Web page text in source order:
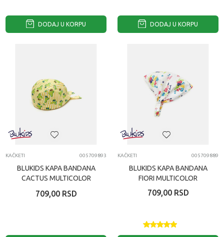
DODAJ U KORPU DODAJ U KORPU
KAČKETI 005709893
BLUKIDS KAPA BANDANA
CACTUS MULTICOLOR
709,00 RSD
KAČKETI 005709889
BLUKIDS KAPA BANDANA
FIORI MULTICOLOR
709,00 RSD